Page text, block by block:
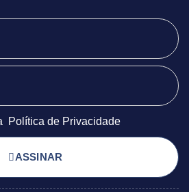
Política de Privacidade
ASSINAR